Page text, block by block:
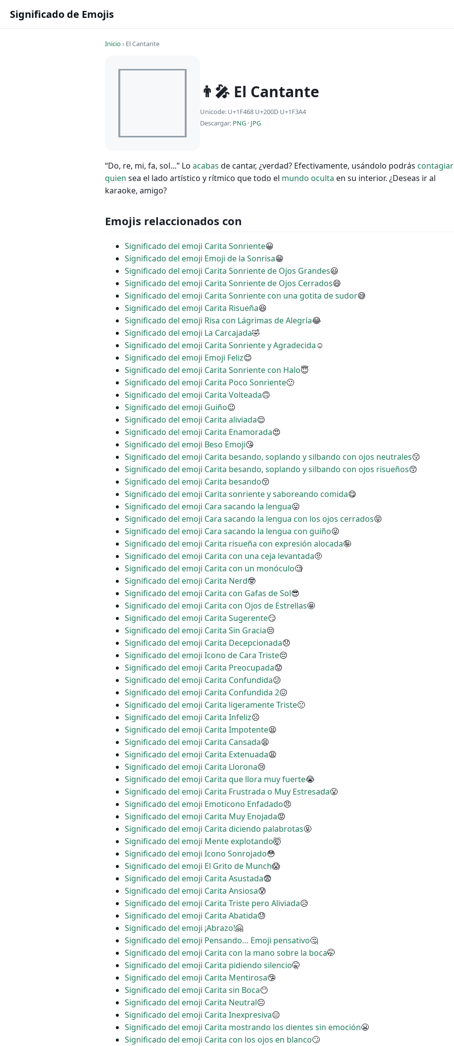
Significado de Emojis
Inicio› El Cantante
👨‍🎤 El Cantante
Unicode: U+1F468 U+200D U+1F3A4
Descargar: PNG · JPG
“Do, re, mi, fa, sol…” Lo acabas de cantar, ¿verdad? Efectivamente, usándolo podrás contagiar
quien sea el lado artístico y rítmico que todo el mundo oculta en su interior. ¿Deseas ir al
karaoke, amigo?
Emojis relaccionados con
Significado del emoji Carita Sonriente😀
Significado del emoji Emoji de la Sonrisa😁
Significado del emoji Carita Sonriente de Ojos Grandes😃
Significado del emoji Carita Sonriente de Ojos Cerrados😄
Significado del emoji Carita Sonriente con una gotita de sudor😅
Significado del emoji Carita Risueña😆
Significado del emoji Risa con Lágrimas de Alegría😂
Significado del emoji La Carcajada🤣
Significado del emoji Carita Sonriente y Agradecida☺
Significado del emoji Emoji Feliz😊
Significado del emoji Carita Sonriente con Halo😇
Significado del emoji Carita Poco Sonriente🙂
Significado del emoji Carita Volteada🙃
Significado del emoji Guiño😉
Significado del emoji Carita aliviada😌
Significado del emoji Carita Enamorada😍
Significado del emoji Beso Emoji😘
Significado del emoji Carita besando, soplando y silbando con ojos neutrales😗
Significado del emoji Carita besando, soplando y silbando con ojos risueños😙
Significado del emoji Carita besando😚
Significado del emoji Carita sonriente y saboreando comida😋
Significado del emoji Cara sacando la lengua😛
Significado del emoji Cara sacando la lengua con los ojos cerrados😝
Significado del emoji Cara sacando la lengua con guiño😜
Significado del emoji Carita risueña con expresión alocada🤪
Significado del emoji Carita con una ceja levantada🤨
Significado del emoji Carita con un monóculo🧐
Significado del emoji Carita Nerd🤓
Significado del emoji Carita con Gafas de Sol😎
Significado del emoji Carita con Ojos de Estrellas🤩
Significado del emoji Carita Sugerente😏
Significado del emoji Carita Sin Gracia😒
Significado del emoji Carita Decepcionada😞
Significado del emoji Icono de Cara Triste😔
Significado del emoji Carita Preocupada😟
Significado del emoji Carita Confundida😕
Significado del emoji Carita Confundida 2😖
Significado del emoji Carita ligeramente Triste🙁
Significado del emoji Carita Infeliz☹
Significado del emoji Carita Impotente😫
Significado del emoji Carita Cansada😫
Significado del emoji Carita Extenuada😩
Significado del emoji Carita Llorona😢
Significado del emoji Carita que llora muy fuerte😭
Significado del emoji Carita Frustrada o Muy Estresada😤
Significado del emoji Emoticono Enfadado😠
Significado del emoji Carita Muy Enojada😡
Significado del emoji Carita diciendo palabrotas🤬
Significado del emoji Mente explotando🤯
Significado del emoji Icono Sonrojado😳
Significado del emoji El Grito de Munch😱
Significado del emoji Carita Asustada😨
Significado del emoji Carita Ansiosa😰
Significado del emoji Carita Triste pero Aliviada😥
Significado del emoji Carita Abatida😓
Significado del emoji ¡Abrazo!🤗
Significado del emoji Pensando… Emoji pensativo🤔
Significado del emoji Carita con la mano sobre la boca🤭
Significado del emoji Carita pidiendo silencio🤫
Significado del emoji Carita Mentirosa🤥
Significado del emoji Carita sin Boca😶
Significado del emoji Carita Neutral😐
Significado del emoji Carita Inexpresiva😑
Significado del emoji Carita mostrando los dientes sin emoción😬
Significado del emoji Carita con los ojos en blanco🙄